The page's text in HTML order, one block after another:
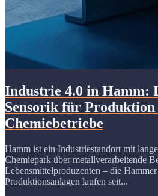
Industrie 4.0 in Hamm:
Sensorik für Produktion
Chemiebetriebe
Hamm ist ein Industriestandort mit
Chemiepark über metallverarbeitende
Lebensmittelproduzenten – die
Produktionsanlagen laufen seit...